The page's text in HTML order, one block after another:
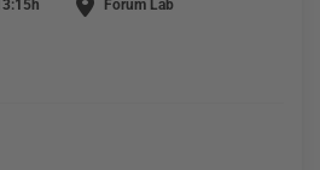
Forum Lab